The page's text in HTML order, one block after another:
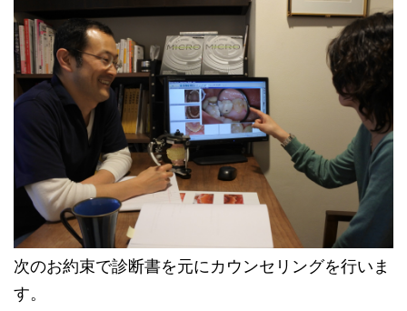
次のお約束で診断書を元にカウンセリングを行いま
す。